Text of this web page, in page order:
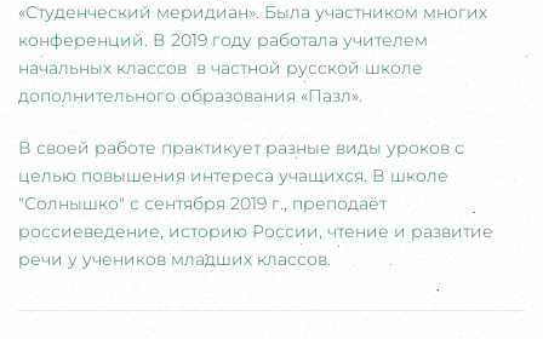
«Студенческий меридиан». Была участником многих
конференций. В 2019 году работала учителем
начальных классов в частной русской школе
дополнительного образования «Пазл».
В своей работе практикует разные виды уроков с
целью повышения интереса учащихся. В школе
"Солнышко" с сентября 2019 г., преподаёт
россиеведение, историю России, чтение и развитие
речи у учеников младших классов.